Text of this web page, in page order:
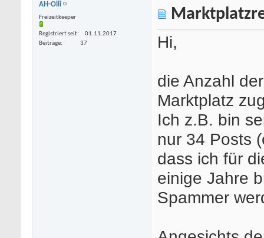
AH-Olli
Freizeitkeeper
Registriert seit
01.11.2017
Beiträge
37 Hi,
die Anzahl
Marktplatz
Ich z.B. bin
nur 34 Posts
dass ich für
einige Jahre
Spammer